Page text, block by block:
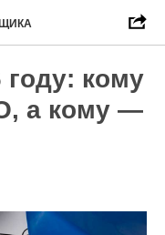
году: кому
а кому —